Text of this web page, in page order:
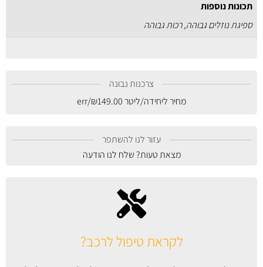
לקראת טיפול לרכב?
תכונות נוספות
ספיגת נוזלים גבוהה, רכות גבוהה
צרכנות נבונה
מחיר ליחידה/ליטר
₪149.00
/err
עזור לנו להשתפר
מצאת טעות? שלח לנו הודעה